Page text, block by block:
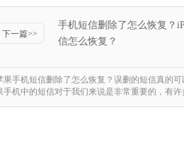
下一篇>>
手机短信删除了怎么恢复？
信怎么恢复？
果手机短信删除了怎么恢复？误删的短信真的
手机中的短信对于我们来说是非常重要的，有